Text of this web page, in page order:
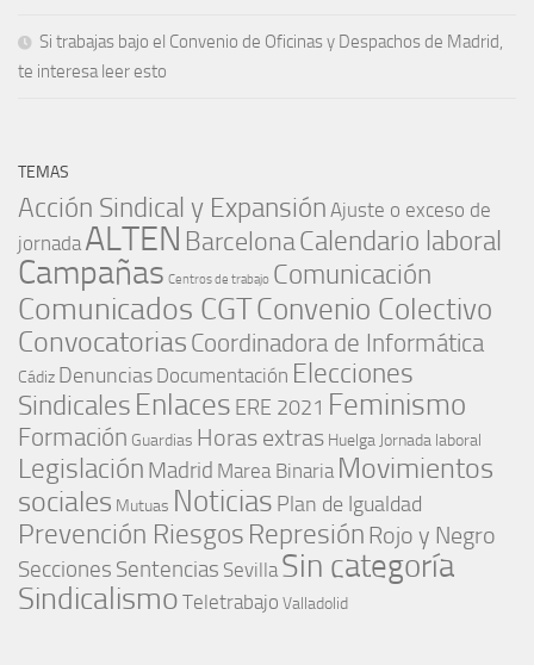
Si trabajas bajo el Convenio de Oficinas y Despachos de Madrid,
te interesa leer esto
TEMAS
Acción Sindical y Expansión Ajuste o exceso de
jornada ALTEN BarcelonaCalendario laboral
Campañas Centros de trabajo Comunicación
Comunicados CGTConvenio Colectivo
Convocatorias Coordinadora de Informática
Cádiz Denuncias Documentación Elecciones
Sindicales Enlaces ERE 2021 Feminismo
Formación Guardias Horas extras Huelga Jornada laboral
Legislación Madrid Marea Binaria Movimientos
sociales Mutuas Noticias Plan de Igualdad
Prevención Riesgos Represión Rojo y Negro
Secciones Sentencias Sevilla Sin categoría
Sindicalismo Teletrabajo Valladolid